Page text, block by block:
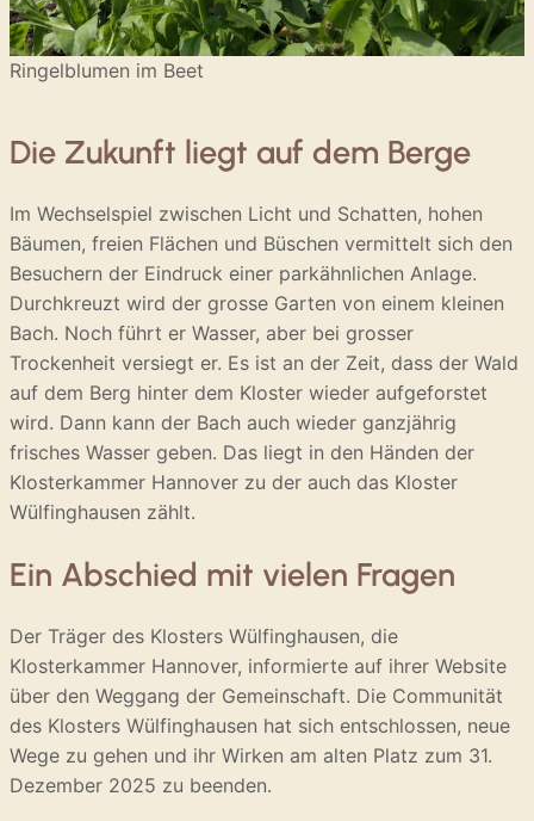
Ringelblumen im Beet
Die Zukunft liegt auf dem Berge
Im Wechselspiel zwischen Licht und Schatten, hohen
Bäumen, freien Flächen und Büschen vermittelt sich den
Besuchern der Eindruck einer parkähnlichen Anlage.
Durchkreuzt wird der grosse Garten von einem kleinen
Bach. Noch führt er Wasser, aber bei grosser
Trockenheit versiegt er. Es ist an der Zeit, dass der Wald
auf dem Berg hinter dem Kloster wieder aufgeforstet
wird. Dann kann der Bach auch wieder ganzjährig
frisches Wasser geben. Das liegt in den Händen der
Klosterkammer Hannover zu der auch das Kloster
Wülfinghausen zählt.
Ein Abschied mit vielen Fragen
Der Träger des Klosters Wülfinghausen, die
Klosterkammer Hannover, informierte auf ihrer Website
über den Weggang der Gemeinschaft. Die Communität
des Klosters Wülfinghausen hat sich entschlossen, neue
Wege zu gehen und ihr Wirken am alten Platz zum 31.
Dezember 2025 zu beenden.